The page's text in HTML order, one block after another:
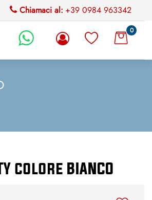
Chiamaci al: +39 0984 963342
0
colore BIANCO